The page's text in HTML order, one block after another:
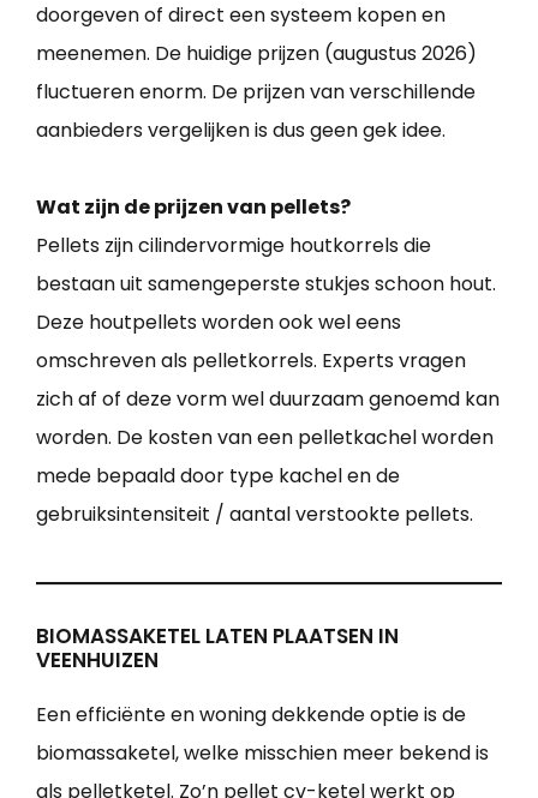
doorgeven of direct een systeem kopen en
meenemen. De huidige prijzen (augustus 2026)
fluctueren enorm. De prijzen van verschillende
aanbieders vergelijken is dus geen gek idee.
Wat zijn de prijzen van pellets?
Pellets zijn cilindervormige houtkorrels die
bestaan uit samengeperste stukjes schoon hout.
Deze houtpellets worden ook wel eens
omschreven als pelletkorrels. Experts vragen
zich af of deze vorm wel duurzaam genoemd kan
worden. De kosten van een pelletkachel worden
mede bepaald door type kachel en de
gebruiksintensiteit / aantal verstookte pellets.
BIOMASSAKETEL LATEN PLAATSEN IN
VEENHUIZEN
Een efficiënte en woning dekkende optie is de
biomassaketel, welke misschien meer bekend is
als pelletketel. Zo’n pellet cv-ketel werkt op